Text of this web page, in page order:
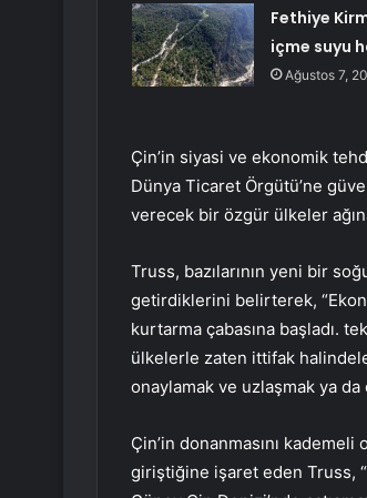
Fethiye
içme suyu
Ağustos 7,
Çin’in siyasi ve ekonomik
Dünya Ticaret Örgütü’ne
verecek bir özgür ülkeler
Truss, bazılarının yeni bir
getirdiklerini belirterek,
kurtarma çabasına başladı.
ülkelerle zaten ittifak
onaylamak ve uzlaşmak ya
Çin’in donanmasını
giriştiğine işaret eden Truss,